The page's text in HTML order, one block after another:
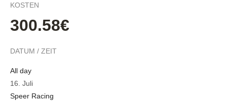
KOSTEN
300.58€
DATUM / ZEIT
All day
16. Juli
Speer Racing